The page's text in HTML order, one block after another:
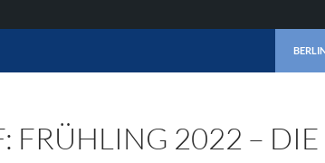
FRÜHLING 2022 – DIE